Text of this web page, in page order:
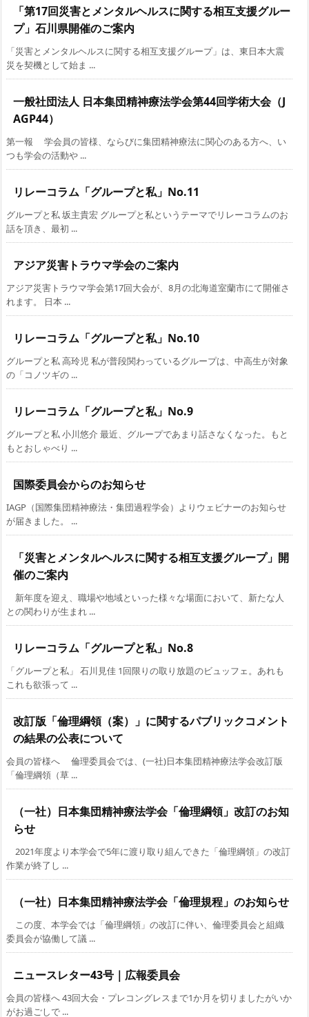
「第17回災害とメンタルヘルスに関する相互支援グルー
プ」石川県開催のご案内
「災害とメンタルヘルスに関する相互支援グループ」は、東日本大震
災を契機として始ま ...
一般社団法人 日本集団精神療法学会第44回学術大会（J
AGP44）
第一報 学会員の皆様、ならびに集団精神療法に関心のある方へ、い
つも学会の活動や ...
リレーコラム「グループと私」No.11
グループと私 坂主貴宏 グループと私というテーマでリレーコラムのお
話を頂き、最初 ...
アジア災害トラウマ学会のご案内
アジア災害トラウマ学会第17回大会が、8月の北海道室蘭市にて開催さ
れます。 日本 ...
リレーコラム「グループと私」No.10
グループと私 高玲児 私が普段関わっているグループは、中高生が対象
の「コノツギの ...
リレーコラム「グループと私」No.9
グループと私 小川悠介 最近、グループであまり話さなくなった。もと
もとおしゃべり ...
国際委員会からのお知らせ
IAGP（国際集団精神療法・集団過程学会）よりウェビナーのお知らせ
が届きました。 ...
「災害とメンタルヘルスに関する相互支援グループ」開
催のご案内
新年度を迎え、職場や地域といった様々な場面において、新たな人
との関わりが生まれ ...
リレーコラム「グループと私」No.8
「グループと私」 石川見佳 1回限りの取り放題のビュッフェ。あれも
これも欲張って ...
改訂版「倫理綱領（案）」に関するパブリックコメント
の結果の公表について
会員の皆様へ 倫理委員会では、(一社)日本集団精神療法学会改訂版
「倫理綱領（草 ...
（一社）日本集団精神療法学会「倫理綱領」改訂のお知
らせ
2021年度より本学会で5年に渡り取り組んできた「倫理綱領」の改訂
作業が終了し ...
（一社）日本集団精神療法学会「倫理規程」のお知らせ
この度、本学会では「倫理綱領」の改訂に伴い、倫理委員会と組織
委員会が協働して議 ...
ニュースレター43号｜広報委員会
会員の皆様へ 43回大会・プレコングレスまで1か月を切りましたがいか
がお過ごしで ...